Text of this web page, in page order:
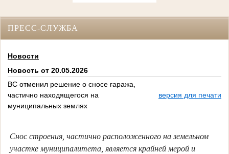
ПРЕСС-СЛУЖБА
Новости
Новость от 20.05.2026
ВС отменил решение о сносе гаража,
частично находящегося на
муниципальных землях
версия для печати
Снос строения, частично расположенного на земельном
участке муниципалитета, является крайней мерой и